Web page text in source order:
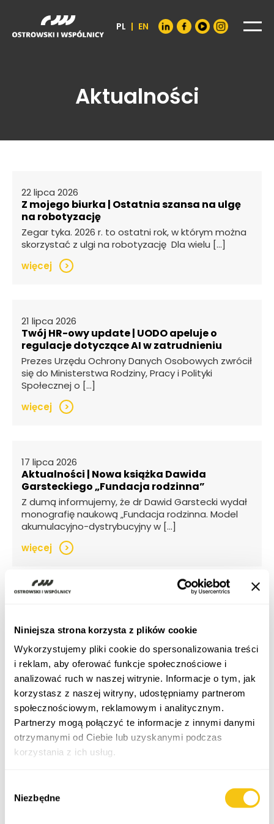
Niniejsza strona korzysta z plików cookie
Wykorzystujemy pliki cookie do spersonalizowania treści
i reklam, aby oferować funkcje społecznościowe i
analizować ruch w naszej witrynie. Informacje o tym, jak
korzystasz z naszej witryny, udostępniamy partnerom
społecznościowym, reklamowym i analitycznym.
Partnerzy mogą połączyć te informacje z innymi danymi
otrzymanymi od Ciebie lub uzyskanymi podczas
korzystania z ich usług.
zgody
Niezbędne
PL | EN
Aktualności
22 lipca 2026
Z mojego biurka | Ostatnia szansa na ulgę
na robotyzację
Zegar tyka. 2026 r. to ostatni rok, w którym można
skorzystać z ulgi na robotyzację Dla wielu […]
więcej
>
21 lipca 2026
Twój HR-owy update | UODO apeluje o
regulacje dotyczące AI w zatrudnieniu
Prezes Urzędu Ochrony Danych Osobowych zwrócił
się do Ministerstwa Rodziny, Pracy i Polityki
Społecznej o […]
więcej
>
17 lipca 2026
Aktualności | Nowa książka Dawida
Garsteckiego „Fundacja rodzinna”
Z dumą informujemy, że dr Dawid Garstecki wydał
monografię naukową „Fundacja rodzinna. Model
akumulacyjno-dystrybucyjny w […]
więcej
>
bezpieczne?
Od 8 lipca 2026 r. obowiązują nowe przepisy
dotyczące uprawnień Państwowej Inspekcji Pracy.
W uproszczeniu […]
więcej
>
13 lipca 2026
Twój HR-owy update | Zawieszenie prac nad
Ministerstwo Rodziny, Pracy i Polityki Społecznej